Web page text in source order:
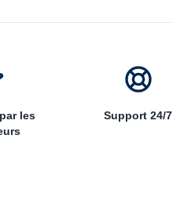
les
Support 24/7